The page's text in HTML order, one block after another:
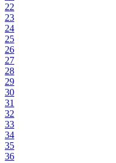
22
23
24
25
26
27
28
29
30
31
32
33
34
35
36